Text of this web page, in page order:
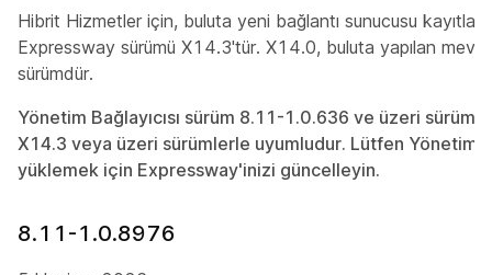
Hibrit Hizmetler için, buluta yeni bağlantı sunucusu
Expressway sürümü X14.3'tür. X14.0, buluta yapılan
sürümdür.
Yönetim Bağlayıcısı sürüm 8.11-1.0.636 ve üzeri
X14.3 veya üzeri sürümlerle uyumludur. Lütfen Yönetim
yüklemek için Expressway'inizi güncelleyin.
8.11-1.0.8976